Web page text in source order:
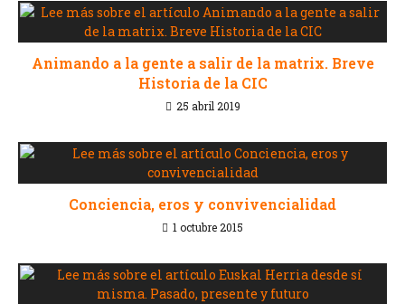
Animando a la gente a salir de la matrix. Breve
Historia de la CIC
25 abril 2019
Conciencia, eros y convivencialidad
1 octubre 2015